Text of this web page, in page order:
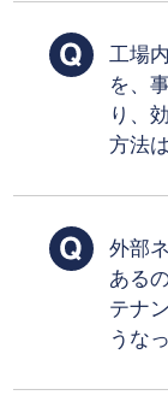
工場
を、
り、
方法
外部
ある
テナ
うな